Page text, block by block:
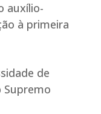
auxílio-
à primeira
de